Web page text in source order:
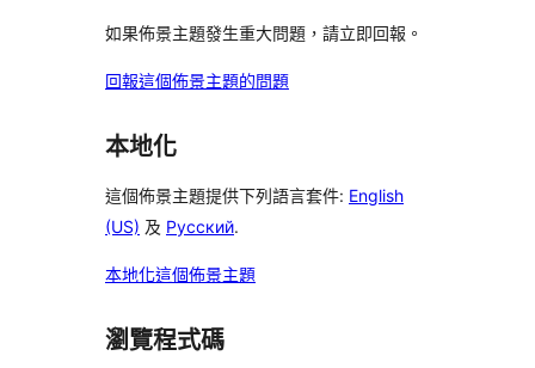
如果佈景主題發生重大問題，請立即回報。
回報這個佈景主題的問題
本地化
這個佈景主題提供下列語言套件: English
(US) 及 Русский.
本地化這個佈景主題
瀏覽程式碼